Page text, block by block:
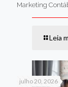
Marketing
Leia
julho 20, 2026